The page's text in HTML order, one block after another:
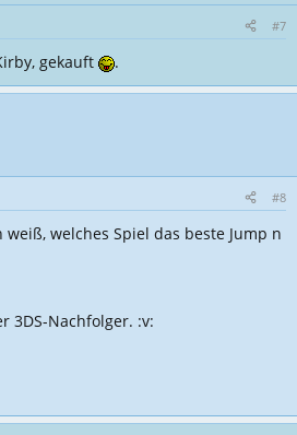
#7
gekauft .
#8
welches Spiel das beste Jump n
3DS-Nachfolger. :v: